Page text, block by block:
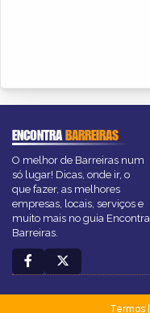
ENCONTRABARREIRAS
O melhor de Barreiras num
só lugar! Dicas, onde ir, o
que fazer, as melhores
empresas, locais, serviços e
muito mais no guia Encontra
Barreiras.
Termos|